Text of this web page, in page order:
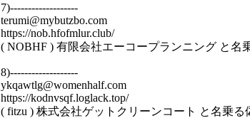
7)-------------------
terumi@mybutzbo.com
https://nob.hfofmlur.club/
( NOBHF ) 有限会社エーコープランニング と名
8)-------------------
ykqawtlg@womenhalf.com
https://kodnvsqf.loglack.top/
( fitzu ) 株式会社ゲットクリーンコート と名乗る